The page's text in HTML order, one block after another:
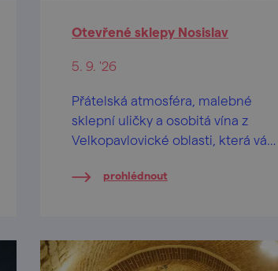
Otevřené sklepy Nosislav
5. 9. '26
Přátelská atmosféra, malebné
sklepní uličky a osobitá vína z
Velkopavlovické oblasti, která vám
místních sklepech a vinařských
prohlédnout